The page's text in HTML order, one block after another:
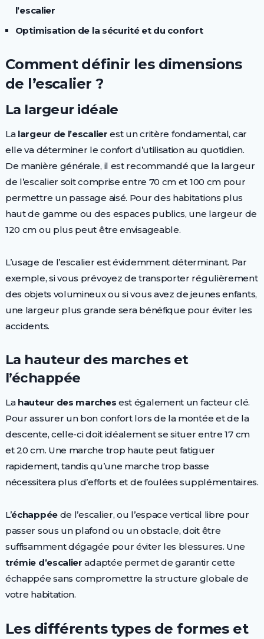
l’escalier
Optimisation de la sécurité et du confort
Comment définir les dimensions
de l’escalier ?
La largeur idéale
La largeur de l’escalier est un critère fondamental, car
elle va déterminer le confort d’utilisation au quotidien.
De manière générale, il est recommandé que la largeur
de l’escalier soit comprise entre 70 cm et 100 cm pour
permettre un passage aisé. Pour des habitations plus
haut de gamme ou des espaces publics, une largeur de
120 cm ou plus peut être envisageable.
L’usage de l’escalier est évidemment déterminant. Par
exemple, si vous prévoyez de transporter régulièrement
des objets volumineux ou si vous avez de jeunes enfants,
une largeur plus grande sera bénéfique pour éviter les
accidents.
La hauteur des marches et
l’échappée
La hauteur des marches est également un facteur clé.
Pour assurer un bon confort lors de la montée et de la
descente, celle-ci doit idéalement se situer entre 17 cm
et 20 cm. Une marche trop haute peut fatiguer
rapidement, tandis qu’une marche trop basse
nécessitera plus d’efforts et de foulées supplémentaires.
L’échappéede l’escalier, ou l’espace vertical libre pour
passer sous un plafond ou un obstacle, doit être
suffisamment dégagée pour éviter les blessures. Une
trémie d’escalier adaptée permet de garantir cette
échappée sans compromettre la structure globale de
votre habitation.
Les différents types de formes et